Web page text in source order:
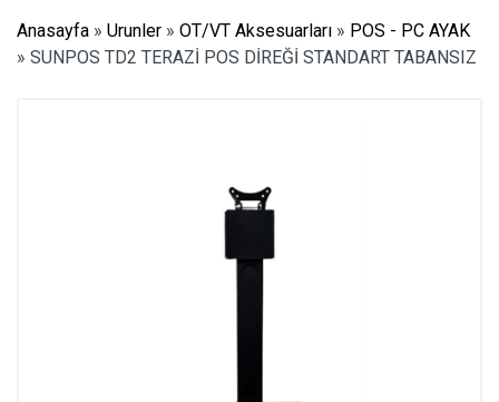
Anasayfa » Urunler » OT/VT Aksesuarları » POS - PC AYAK
» SUNPOS TD2 TERAZİ POS DİREĞİ STANDART TABANSIZ